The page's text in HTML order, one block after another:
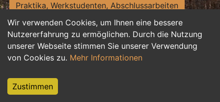
Wir verwenden Cookies, um Ihnen eine bessere
Nutzererfahrung zu ermöglichen. Durch die Nutzung
unserer Webseite stimmen Sie unserer Verwendung
von Cookies zu. Mehr Informationen
Zustimmen
Praktika, Werkstudenten, Abschlussarbeiten
Personalwesen Assistenz, Sekretariat
Hilfskräfte, Aushilfs- und Nebenjobs
Weiterbildung, Studium, duale Ausbildung